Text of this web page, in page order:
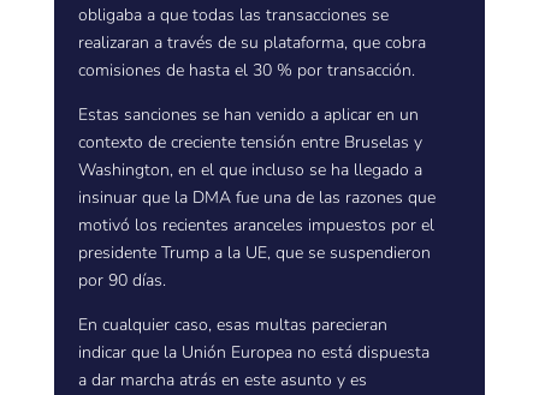
obligaba a que todas las transacciones se
realizaran a través de su plataforma, que cobra
comisiones de hasta el 30 % por transacción.
Estas sanciones se han venido a aplicar en un
contexto de creciente tensión entre Bruselas y
Washington, en el que incluso se ha llegado a
insinuar que la DMA fue una de las razones que
motivó los recientes aranceles impuestos por el
presidente Trump a la UE, que se suspendieron
por 90 días.
En cualquier caso, esas multas parecieran
indicar que la Unión Europea no está dispuesta
a dar marcha atrás en este asunto y es